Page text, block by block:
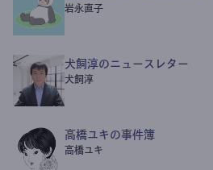
岩永直子
犬飼淳のニュースレター
犬飼淳
高橋ユキの事件簿
高橋ユキ